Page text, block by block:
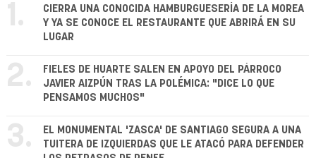
1.
CIERRA UNA CONOCIDA HAMBURGUESERÍA DE LA MOREA
Y YA SE CONOCE EL RESTAURANTE QUE ABRIRÁ EN SU
LUGAR
2.
FIELES DE HUARTE SALEN EN APOYO DEL PÁRROCO
JAVIER AIZPÚN TRAS LA POLÉMICA: "DICE LO QUE
PENSAMOS MUCHOS"
3.
EL MONUMENTAL 'ZASCA' DE SANTIAGO SEGURA A UNA
TUITERA DE IZQUIERDAS QUE LE ATACÓ PARA DEFENDER